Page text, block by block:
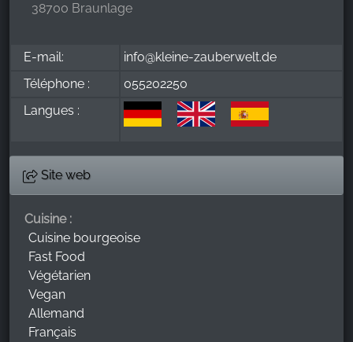
38700 Braunlage
E-mail:
info@kleine-zauberwelt.de
Téléphone :
055202250
Langues :
Site web
Cuisine :
Cuisine bourgeoise
Fast Food
Végétarien
Vegan
Allemand
Français